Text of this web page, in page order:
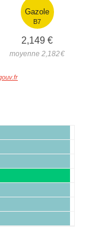
Gazole
B7
2,149 €
moyenne 2,182€